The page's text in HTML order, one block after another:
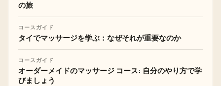
の旅
コースガイド
タイでマッサージを学ぶ：なぜそれが重要なのか
コースガイド
オーダーメイドのマッサージ コース: 自分のやり方で学
びましょう